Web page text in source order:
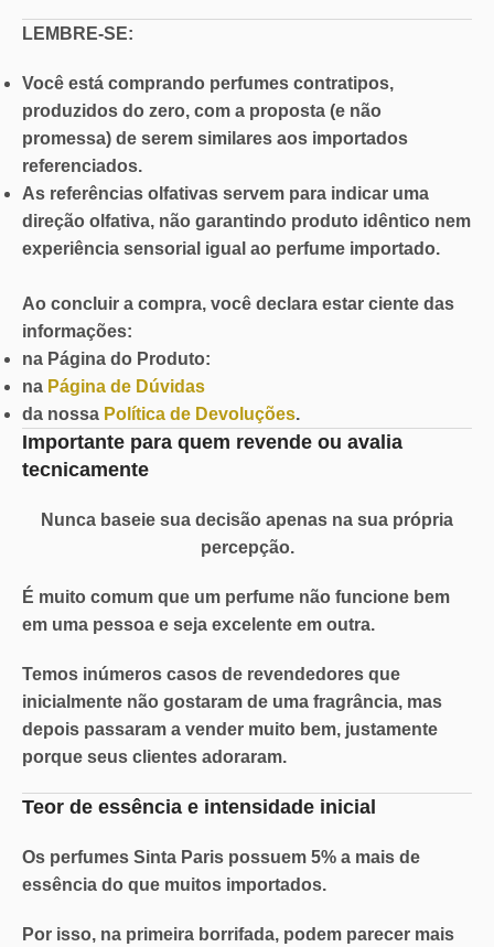
LEMBRE-SE:
Você está comprando perfumes contratipos,
produzidos do zero, com a proposta (e não
promessa) de serem similares aos importados
referenciados.
As referências olfativas servem para indicar uma
direção olfativa, não garantindo produto idêntico nem
experiência sensorial igual ao perfume importado.
Ao concluir a compra, você declara estar ciente das
informações:
na Página do Produto:
na Página de Dúvidas
da nossa Política de Devoluções.
Importante para quem revende ou avalia
tecnicamente
Nunca baseie sua decisão apenas na sua própria
percepção.
É muito comum que um perfume não funcione bem
em uma pessoa e seja excelente em outra.
Temos inúmeros casos de revendedores que
inicialmente não gostaram de uma fragrância, mas
depois passaram a vender muito bem, justamente
porque seus clientes adoraram.
Teor de essência e intensidade inicial
Os perfumes Sinta Paris possuem 5% a mais de
essência do que muitos importados.
Por isso, na primeira borrifada, podem parecer mais